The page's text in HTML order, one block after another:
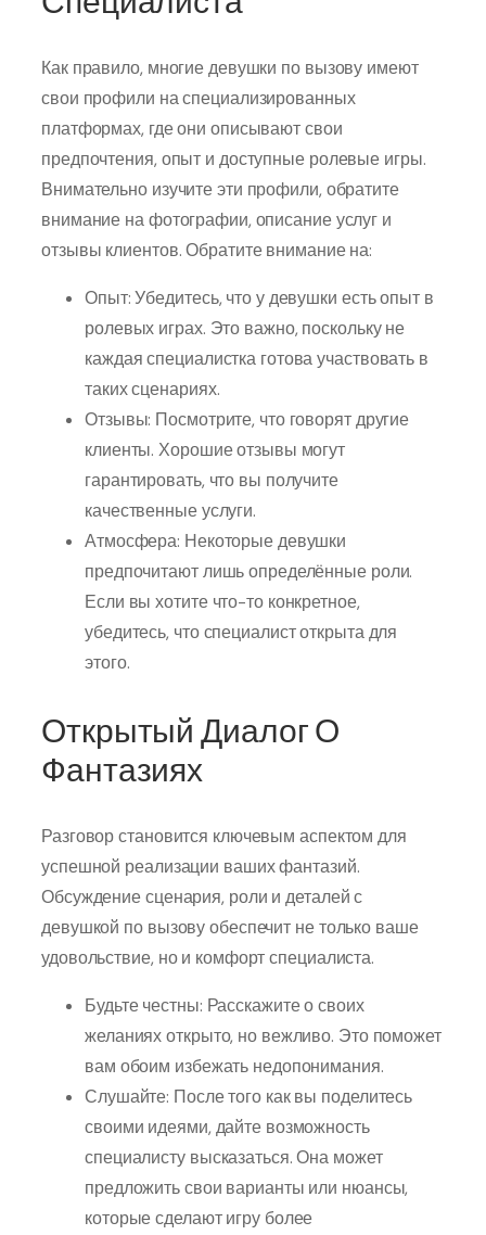
Как правило, многие девушки по вызову имеют
свои профили на специализированных
платформах, где они описывают свои
предпочтения, опыт и доступные ролевые игры.
Внимательно изучите эти профили, обратите
внимание на фотографии, описание услуг и
отзывы клиентов. Обратите внимание на:
Опыт: Убедитесь, что у девушки есть опыт в
ролевых играх. Это важно, поскольку не
каждая специалистка готова участвовать в
таких сценариях.
Отзывы: Посмотрите, что говорят другие
клиенты. Хорошие отзывы могут
гарантировать, что вы получите
качественные услуги.
Атмосфера: Некоторые девушки
предпочитают лишь определённые роли.
Если вы хотите что-то конкретное,
убедитесь, что специалист открыта для
этого.
Открытый Диалог О
Фантазиях
Разговор становится ключевым аспектом для
успешной реализации ваших фантазий.
Обсуждение сценария, роли и деталей с
девушкой по вызову обеспечит не только ваше
удовольствие, но и комфорт специалиста.
Будьте честны: Расскажите о своих
желаниях открыто, но вежливо. Это поможет
вам обоим избежать недопонимания.
Слушайте: После того как вы поделитесь
своими идеями, дайте возможность
специалисту высказаться. Она может
предложить свои варианты или нюансы,
которые сделают игру более